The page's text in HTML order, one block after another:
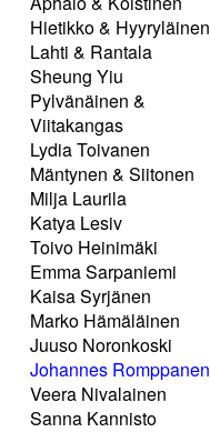
Hietikko & Hyyryläinen
Lahti & Rantala
Sheung Yiu
Pylvänäinen &
Viitakangas
Lydia Toivanen
Mäntynen & Siitonen
Milja Laurila
Katya Lesiv
Toivo Heinimäki
Emma Sarpaniemi
Kaisa Syrjänen
Marko Hämäläinen
Juuso Noronkoski
Johannes Romppanen
Veera Nivalainen
Sanna Kannisto